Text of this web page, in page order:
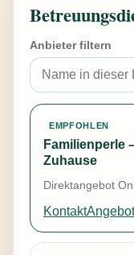
Anbieter filtern
EMPFOHLEN
Familienperle
Zuhause
Direktangebot
KontaktAngebot